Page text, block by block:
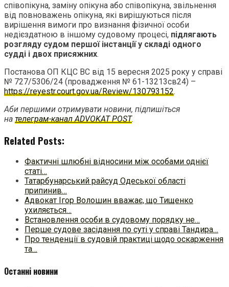
співопікуна, заміну опікуна або співопікуна, звільнення
від повноважень опікуна, які вирішуються після
вирішення вимоги про визнання фізичної особи
недієздатною в іншому судовому процесі, підлягають
розгляду судом першої інстанції у складі одного
судді і двох присяжних.
Постанова ОП КЦС ВС від 15 вересня 2025 року у справі
№ 727/5306/24 (провадження № 61-13213св24) –
https://reyestr.court.gov.ua/Review/130793152.
Аби першими отримувати новини, підпишіться
на телеграм-канал ADVOKAT POST.
Related Posts:
Фактичні шлюбні відносини між особами однієї
статі…
Татарбунарський райсуд Одеської області
припинив…
Адвокат Ігор Волошин вважає, що Тищенко
ухиляється…
Встановлення особи в судовому порядку не…
Перше судове засідання по суті у справі Тандира…
Про тенденції в судовій практиці щодо оскарження
та…
Останні новини